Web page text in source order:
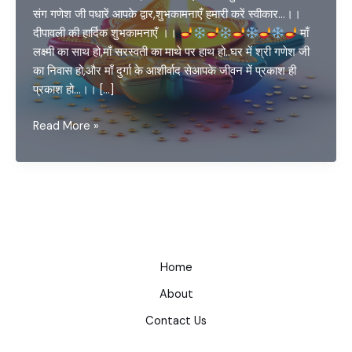
संग गणेश जी पधारें आपके द्वार,शुभकामनाएँ हमारी करें स्वीकार…।।
दीपावली की हार्दिक शुभकामनाएँ ।।
माँ
लक्ष्मी का साथ हो,माँ सरस्वती का माथे पर हाथ हो..घर में श्री गणेश जी
का निवास हो,और माँ दुर्गा के आशीर्वाद सेआपके जीवन में प्रकाश ही
प्रकाश हो…।। […]
Happy
and
Read More »
Home
About
Contact Us